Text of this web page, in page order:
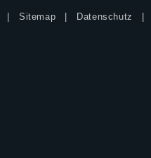
Sitemap Datenschutz